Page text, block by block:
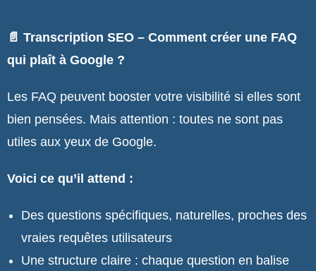
📄 Transcription SEO – Comment créer une FAQ
qui plaît à Google ?
Les FAQ peuvent booster votre visibilité si elles sont
bien pensées. Mais attention : toutes ne sont pas
utiles aux yeux de Google.
Voici ce qu’il attend :
Des questions spécifiques, naturelles, proches des
vraies requêtes utilisateurs
Une structure claire : chaque question en balise